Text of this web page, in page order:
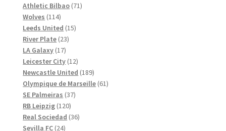
Athletic Bilbao 7171
Wolves 114114
produkter
Leeds United 1515
River Plate 2323
LA Galaxy 1717
produkter
Leicester City 1212
produkter
Newcastle United 189189
produkter
Olympique de Marseille 6161
SE Palmeiras 3737
RB Leipzig 120120
produkter
Real Sociedad 3636
Sevilla FC 2424